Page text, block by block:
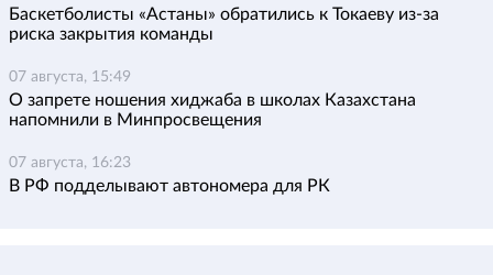
Баскетболисты «Астаны» обратились к Токаеву из-за
риска закрытия команды
07 августа, 15:49
О запрете ношения хиджаба в школах Казахстана
напомнили в Минпросвещения
07 августа, 16:23
В РФ подделывают автономера для РК